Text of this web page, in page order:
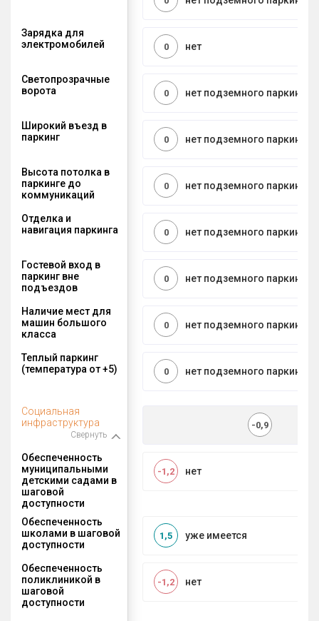
Зарядка для
электромобилей
нет
0
Светопрозрачные
ворота
нет подземного паркинга
0
Широкий въезд в
паркинг
нет подземного паркинга
0
Высота потолка в
паркинге до
коммуникаций
нет подземного паркинга
0
Отделка и
навигация паркинга
нет подземного паркинга
0
Гостевой вход в
паркинг вне
подъездов
нет подземного паркинга
0
Наличие мест для
машин большого
класса
нет подземного паркинга
0
Теплый паркинг
(температура от +5)
нет подземного паркинга
0
Социальная
инфраструктура
Свернуть
-0,9
Обеспеченность
муниципальными
детскими садами в
шаговой
доступности
нет
-1,2
Обеспеченность
школами в шаговой
доступности
уже имеется
1,5
Обеспеченность
поликлиникой в
шаговой
доступности
нет
-1,2